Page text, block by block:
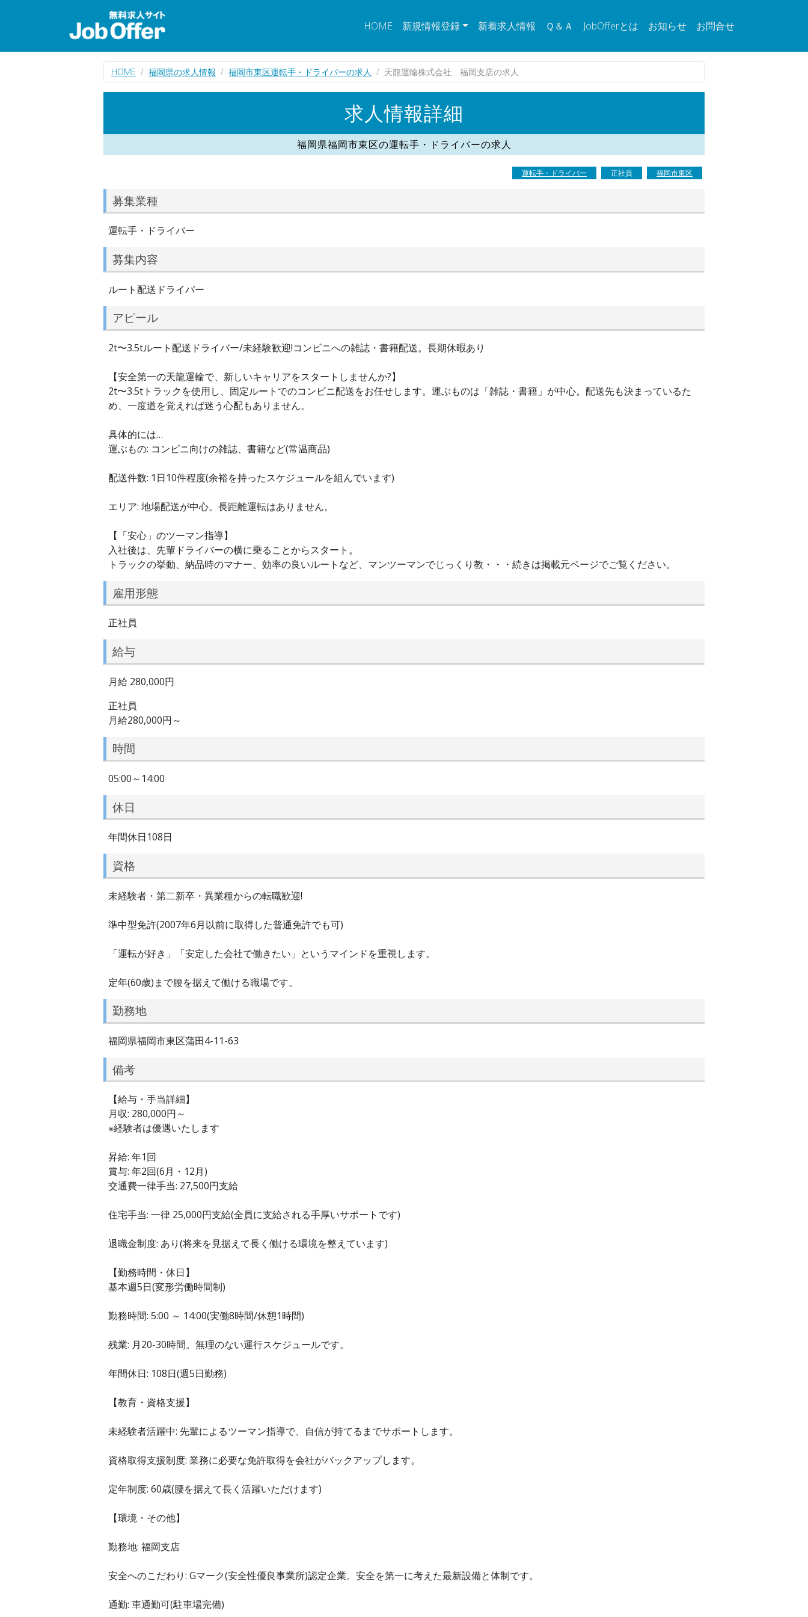
HOME 新規情報登録 新着求人情報 Ｑ＆Ａ JobOfferとは お知らせ お問合せ
HOME 福岡県の求人情報 福岡市東区運転手・ドライバーの求人 天龍運輸株式会社 福岡支店の求人
求人情報詳細
福岡県福岡市東区の運転手・ドライバーの求人
運転手・ドライバー 正社員 福岡市東区
募集業種
運転手・ドライバー
募集内容
ルート配送ドライバー
アピール
2t〜3.5tルート配送ドライバー/未経験歓迎!コンビニへの雑誌・書籍配送。長期休暇あり
【安全第一の天龍運輸で、新しいキャリアをスタートしませんか?】
2t〜3.5tトラックを使用し、固定ルートでのコンビニ配送をお任せします。運ぶものは「雑誌・書籍」が中心。配送先も決まっているた
め、一度道を覚えれば迷う心配もありません。
具体的には…
運ぶもの: コンビニ向けの雑誌、書籍など(常温商品)
配送件数: 1日10件程度(余裕を持ったスケジュールを組んでいます)
エリア: 地場配送が中心。長距離運転はありません。
【「安心」のツーマン指導】
入社後は、先輩ドライバーの横に乗ることからスタート。
トラックの挙動、納品時のマナー、効率の良いルートなど、マンツーマンでじっくり教・・・続きは掲載元ページでご覧ください。
雇用形態
正社員
給与
月給 280,000円
正社員
月給280,000円～
時間
05:00～14:00
休日
年間休日108日
資格
未経験者・第二新卒・異業種からの転職歓迎!
準中型免許(2007年6月以前に取得した普通免許でも可)
「運転が好き」「安定した会社で働きたい」というマインドを重視します。
定年(60歳)まで腰を据えて働ける職場です。
勤務地
福岡県福岡市東区蒲田4-11-63
備考
【給与・手当詳細】
月収: 280,000円～
※経験者は優遇いたします
昇給: 年1回
賞与: 年2回(6月・12月)
交通費一律手当: 27,500円支給
住宅手当: 一律 25,000円支給(全員に支給される手厚いサポートです)
退職金制度: あり(将来を見据えて長く働ける環境を整えています)
【勤務時間・休日】
基本週5日(変形労働時間制)
勤務時間: 5:00 ～ 14:00(実働8時間/休憩1時間)
残業: 月20-30時間。無理のない運行スケジュールです。
年間休日: 108日(週5日勤務)
【教育・資格支援】
未経験者活躍中: 先輩によるツーマン指導で、自信が持てるまでサポートします。
資格取得支援制度: 業務に必要な免許取得を会社がバックアップします。
定年制度: 60歳(腰を据えて長く活躍いただけます)
【環境・その他】
勤務地: 福岡支店
安全へのこだわり: Gマーク(安全性優良事業所)認定企業。安全を第一に考えた最新設備と体制です。
通勤: 車通勤可(駐車場完備)